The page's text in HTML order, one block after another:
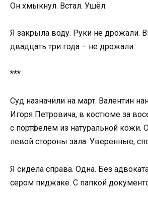
Он хмыкнул. Встал. Ушёл.
Я закрыла воду. Руки не дрожали.
двадцать три года – не дрожали.
***
Суд назначили на март. Валентин
Игоря Петровича, в костюме за
с портфелем из натуральной кожи.
левой стороны зала. Уверенные,
Я сидела справа. Одна. Без
сером пиджаке. С папкой